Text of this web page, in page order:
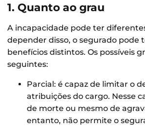
1. Quanto ao grau
A incapacidade pode ter
depender disso, o segurado pode
benefícios distintos. Os possíveis
seguintes:
Parcial: é capaz de limitar o
atribuições do cargo. Nesse
de morte ou mesmo de
entanto, não permite o